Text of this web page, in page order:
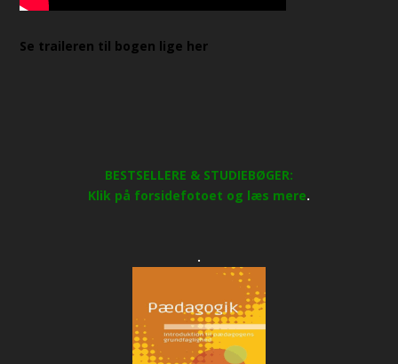
Se traileren til bogen lige her
BESTSELLERE & STUDIEBØGER:
Klik på forsidefotoet og læs mere.
.